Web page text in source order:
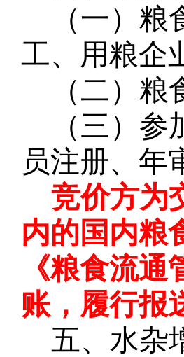
（一）
工、用粮企
（二）
（三）
员注册、年
竞价方为
内的国内粮
《粮食流
账，履行报
五、水杂